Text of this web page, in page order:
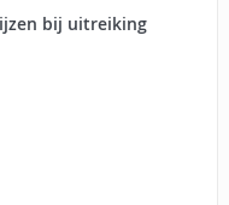
bij uitreiking